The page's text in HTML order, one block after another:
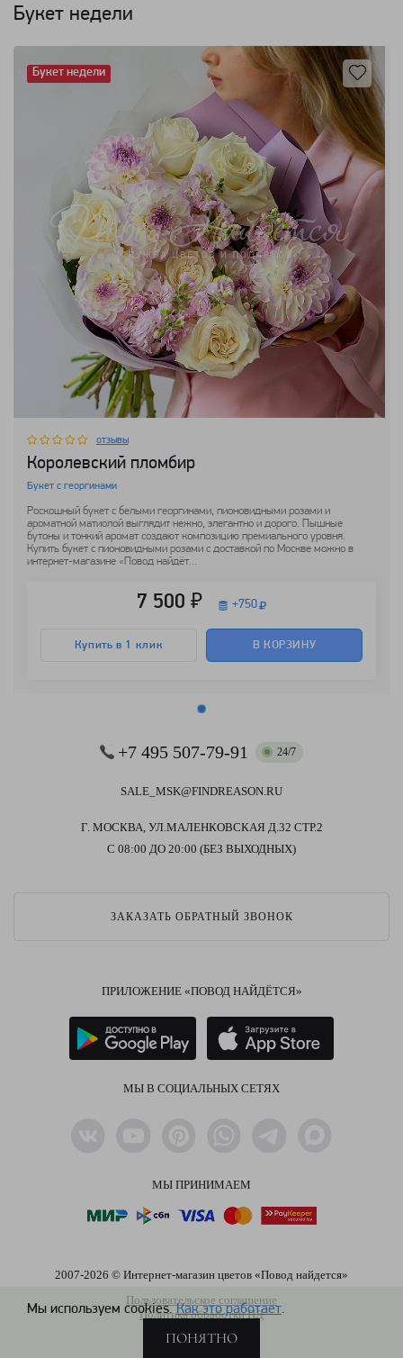
Мы используем cookies.Как это работает.
ПОНЯТНО
Букет недели
отзывы
Королевский пломбир
Букет с георгинами
Роскошный букет с белыми георгинами, пионовидными розами и
ароматной матиолой выглядит нежно, элегантно и дорого. Пышные
бутоны и тонкий аромат создают композицию премиального уровня.
Купить букет с пионовидными розами с доставкой по Москве можно в
интернет-магазине «Повод найдёт...
7 500 ₽ +750
Купить в 1 клик В КОРЗИНУ
Букет недели
+7 495 507-79-91 24/7
SALE_MSK@FINDREASON.RU
Г. МОСКВА, УЛ.МАЛЕНКОВСКАЯ Д.32 СТР.2
С 08:00 ДО 20:00 (БЕЗ ВЫХОДНЫХ)
ЗАКАЗАТЬ ОБРАТНЫЙ ЗВОНОК
ПРИЛОЖЕНИЕ «ПОВОД НАЙДЁТСЯ»
МЫ В СОЦИАЛЬНЫХ СЕТЯХ
МЫ ПРИНИМАЕМ
2007-2026 © Интернет-магазин цветов «Повод найдется»
Пользовательское соглашение
Политика обработки ПД